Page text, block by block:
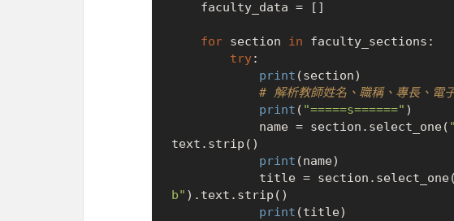
for section in faculty_sections:
try:
print (section)
# 解析教師姓名、職稱、專長、電
print ( "=====s======" )
            name = section.select_one(
text.strip()
print (name)
            title = section.select_one(
b" ).text.strip()
print (title)